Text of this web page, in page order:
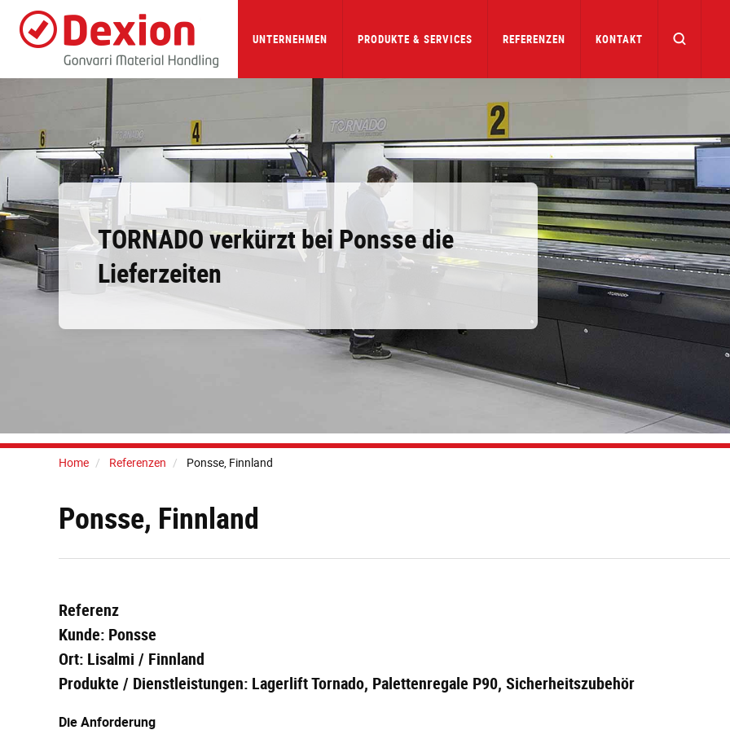
main
UNTERNEHMEN PRODUKTE & SERVICES REFERENZEN KONTAKT
TORNADO verkürzt bei Ponsse die
Lieferzeiten
Home Referenzen Ponsse, Finnland
Ponsse, Finnland
Referenz
Kunde: Ponsse
Ort: Lisalmi / Finnland
Produkte / Dienstleistungen: Lagerlift Tornado, Palettenregale P90, Sicherheitszubehör
Die Anforderung